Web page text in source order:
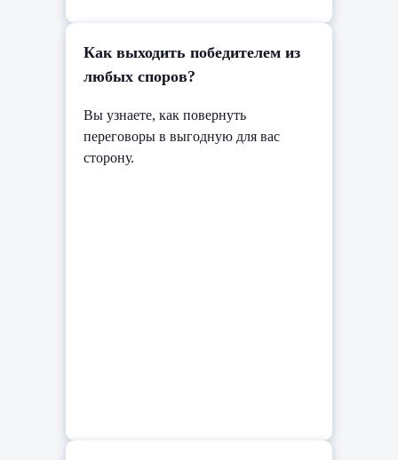
Как выходить победителем из
любых споров?
Вы узнаете, как повернуть
переговоры в выгодную для вас
сторону.